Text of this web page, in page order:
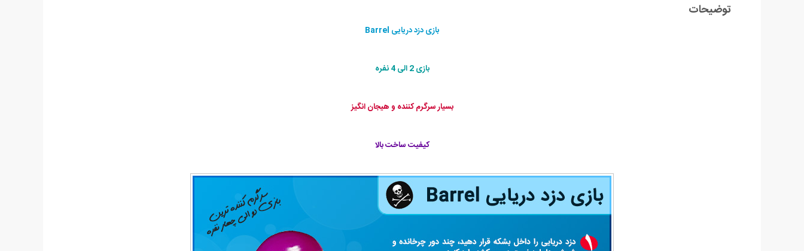
توضیحات
بازی دزد دریایی Barrel
بازی 2 الی 4 نفره
بسیار سرگرم کننده و هیجان انگیز
کیفیت ساخت بالا